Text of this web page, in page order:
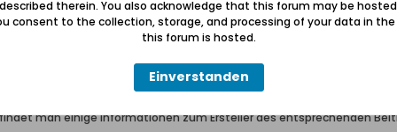
welche oben festgehalten werden?
von Administratoren oder Moderatoren als wichtig eingestuft.
man einige Informationen zum Ersteller des entsprechenden
therein. You also acknowledge that this forum may be
consent to the collection, storage, and processing of your data in
this forum is hosted.
Einverstanden